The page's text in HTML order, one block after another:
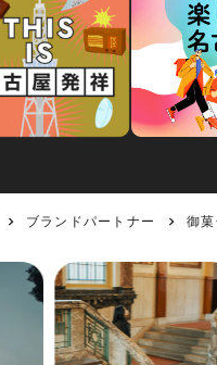
ブランドパートナー 御